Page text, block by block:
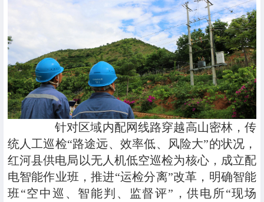
针对区域内配网线路穿越高山密林，传
统人工巡检“路途远、效率低、风险大”的状况，
红河县供电局以无人机低空巡检为核心，成立配
电智能作业班，推进“运检分离”改革，明确智能
班“空中巡、智能判、监督评”，供电所“现场